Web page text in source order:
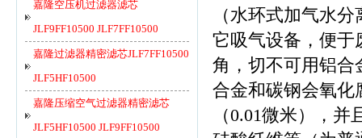
嘉隆空压机过滤器滤芯
JLF9FF10500 JLF7FF10500
嘉隆过滤器精密滤芯JLF7FF10500
JLF5HF10500
嘉隆压缩空气过滤器精密滤芯
JLF5HF10500 JLF9FF10500
（水环式加气水
它吸气设备，便于
角，切不可用铝合
合金和碳钢会氧化
（0.01微米），